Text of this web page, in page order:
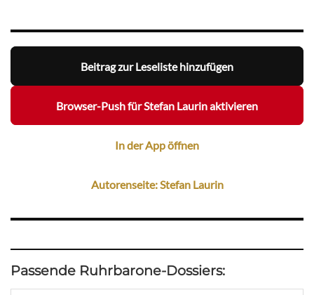
Beitrag zur Leseliste hinzufügen
Browser-Push für Stefan Laurin aktivieren
In der App öffnen
Autorenseite: Stefan Laurin
Passende Ruhrbarone-Dossiers: